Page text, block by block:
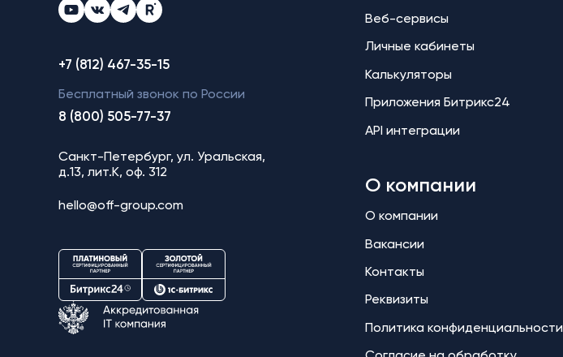
Веб-сервисы
Личные кабинеты
Калькуляторы
Приложения Битрикс24
API интеграции
О компании
О компании
Вакансии
Контакты
Реквизиты
Политика конфиденциальности
+7 (812) 467-35-15
Бесплатный звонок по России
8 (800) 505-77-37
Санкт-Петербург, ул. Уральская,
д.13, лит.К, оф. 312
hello@off-group.com